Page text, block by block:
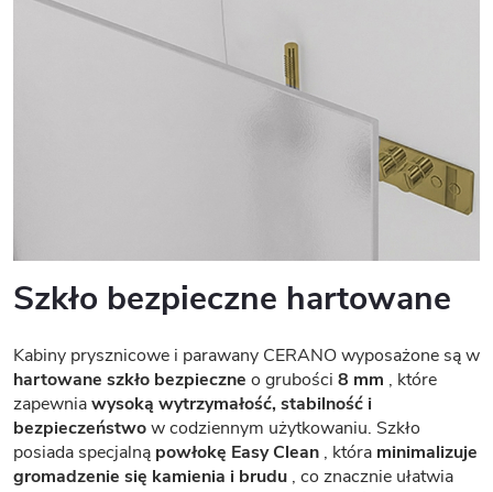
Szkło bezpieczne hartowane
Kabiny prysznicowe i parawany CERANO wyposażone są w
hartowane szkło bezpieczne o grubości 8 mm , które
zapewniawysoką wytrzymałość, stabilność i
bezpieczeństwow codziennym użytkowaniu. Szkło
posiada specjalną powłokę Easy Clean , która minimalizuje
gromadzenie się kamienia i brudu , co znacznie ułatwia